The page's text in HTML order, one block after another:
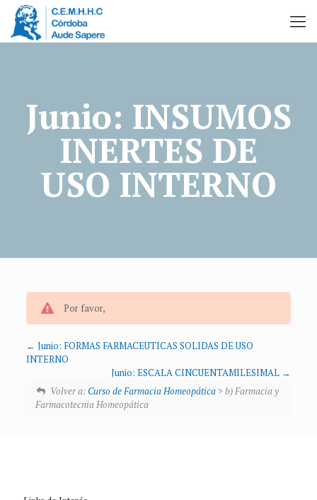
Junio: INSUMOS
INERTES DE
USO INTERNO
Por favor,
Junio: FORMAS FARMACEUTICAS SOLIDAS DE USO
INTERNO
Junio: ESCALA CINCUENTAMILESIMAL
Volver a:Curso de Farmacia Homeopática> b) Farmacia y
Farmacotecnia Homeopática